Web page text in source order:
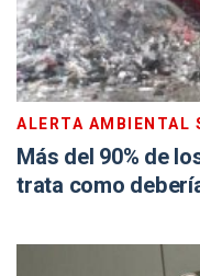
ALERTA AMBIENTAL
Más del 90% de
trata como